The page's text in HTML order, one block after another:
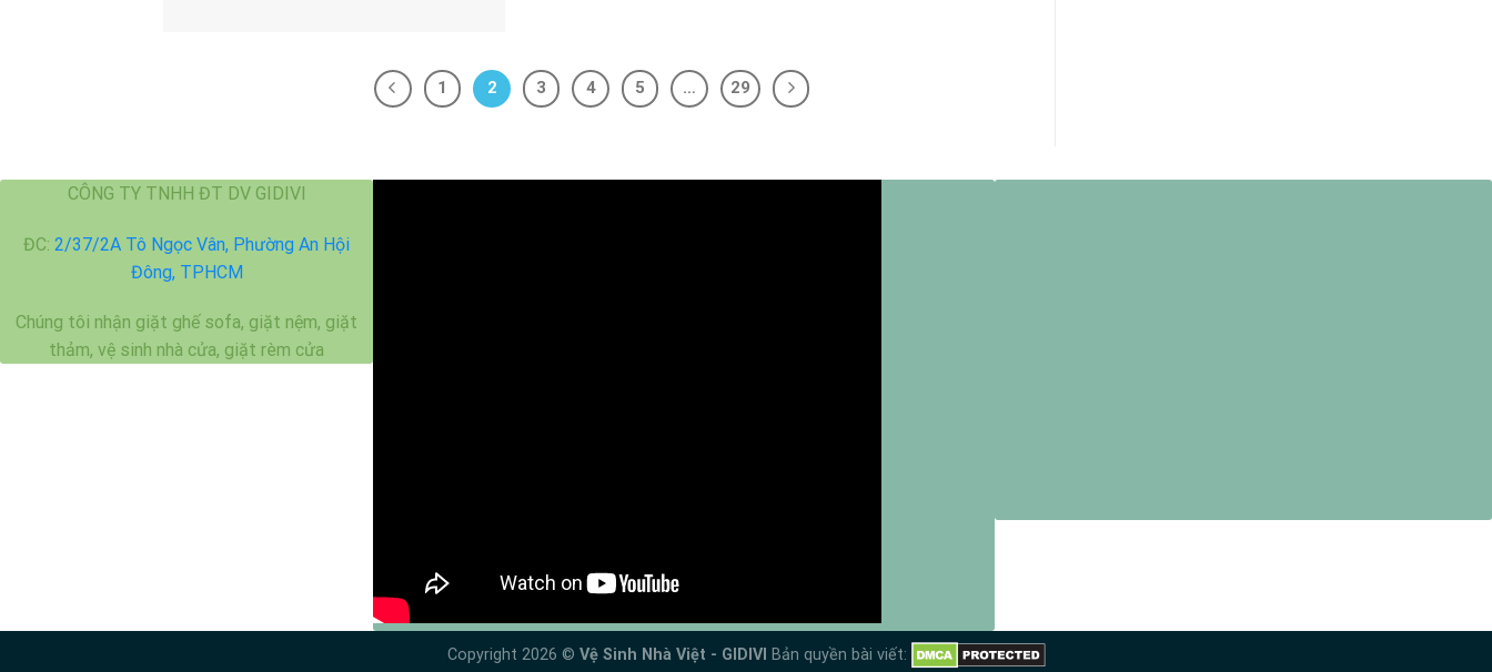
1 2 3 4 5 … 29
CÔNG TY TNHH ĐT DV GIDIVI
ĐC: 2/37/2A Tô Ngọc Vân, Phường An Hội
Đông, TPHCM
Chúng tôi nhận giặt ghế sofa, giặt nệm, giặt
thảm, vệ sinh nhà cửa, giặt rèm cửa
Copyright 2026 © Vệ Sinh Nhà Việt - GIDIVI Bản quyền bài viết: